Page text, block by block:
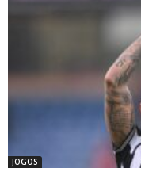
JOGOS